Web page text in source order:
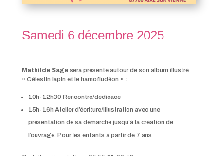
Samedi 6 décembre 2025
Mathilde Sagesera présente autour de son album illustré
« Célestin lapin et le harnofludéon » :
10h-12h30 Rencontre/dédicace
15h-16h Atelier d’écriture/illustration avec une
présentation de sa démarche jusqu’à la création de
l’ouvrage. Pour les enfants à partir de 7 ans